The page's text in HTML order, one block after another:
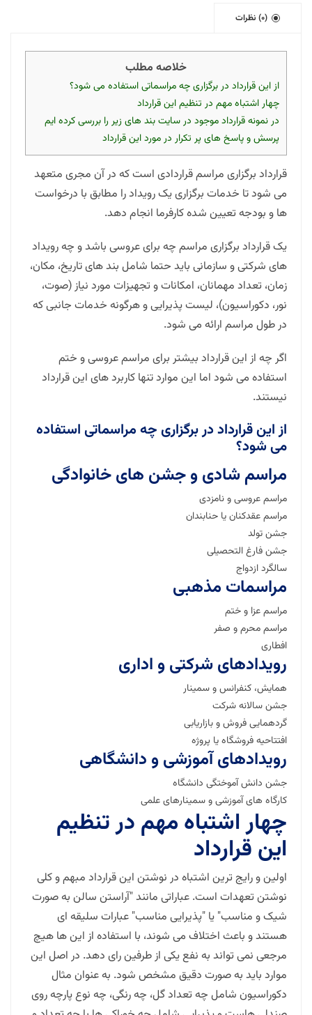
(0) نظرات
خلاصه مطلب
از این قرارداد در برگزاری چه مراسماتی استفاده می شود؟
چهار اشتباه مهم در تنظیم این قرارداد
در نمونه قرارداد موجود در سایت بند های زیر را بررسی کرده ایم
پرسش و پاسخ های پر تکرار در مورد این قرارداد
قرارداد برگزاری مراسم قراردادی است که در آن مجری متعهد
می شود تا خدمات برگزاری یک رویداد را مطابق با درخواست
ها و بودجه تعیین شده کارفرما انجام دهد.
یک قرارداد برگزاری مراسم چه برای عروسی باشد و چه رویداد
های شرکتی و سازمانی باید حتما شامل بند های تاریخ، مکان،
زمان، تعداد مهمانان، امکانات و تجهیزات مورد نیاز (صوت،
نور، دکوراسیون)، لیست پذیرایی و هرگونه خدمات جانبی که
در طول مراسم ارائه می شود.
اگر چه از این قرارداد بیشتر برای مراسم عروسی و ختم
استفاده می شود اما این موارد تنها کاربرد های این قرارداد
نیستند.
از این قرارداد در برگزاری چه مراسماتی استفاده
می شود؟
مراسم شادی و جشن های خانوادگی
مراسم عروسی و نامزدی
مراسم عقدکنان یا حنابندان
جشن تولد
جشن فارغ التحصیلی
سالگرد ازدواج
مراسمات مذهبی
مراسم عزا و ختم
مراسم محرم و صفر
افطاری
رویدادهای شرکتی و اداری
همایش، کنفرانس و سمینار
جشن سالانه شرکت
گردهمایی فروش و بازاریابی
افتتاحیه فروشگاه یا پروژه
رویدادهای آموزشی و دانشگاهی
جشن دانش آموختگی دانشگاه
کارگاه های آموزشی و سمینارهای علمی
چهار اشتباه مهم در تنظیم
این قرارداد
اولین و رایج ترین اشتباه در نوشتن این قرارداد مبهم و کلی
نوشتن تعهدات است. عباراتی مانند "آراستن سالن به صورت
شیک و مناسب" یا "پذیرایی مناسب" عبارات سلیقه ای
هستند و باعث اختلاف می شوند، با استفاده از این ها هیچ
مرجعی نمی تواند به نفع یکی از طرفین رای دهد. در اصل این
موارد باید به صورت دقیق مشخص شود. به عنوان مثال
دکوراسیون شامل چه تعداد گل، چه رنگی، چه نوع پارچه روی